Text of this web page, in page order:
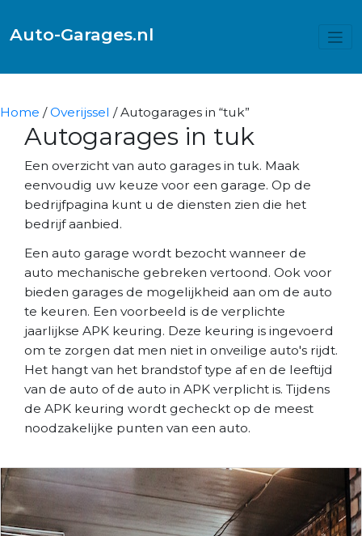
Auto-Garages.nl
Home /Overijssel / Autogarages in “tuk”
Autogarages in tuk
Een overzicht van auto garages in tuk. Maak
eenvoudig uw keuze voor een garage. Op de
bedrijfpagina kunt u de diensten zien die het
bedrijf aanbied.
Een auto garage wordt bezocht wanneer de
auto mechanische gebreken vertoond. Ook voor
bieden garages de mogelijkheid aan om de auto
te keuren. Een voorbeeld is de verplichte
jaarlijkse APK keuring. Deze keuring is ingevoerd
om te zorgen dat men niet in onveilige auto's rijdt.
Het hangt van het brandstof type af en de leeftijd
van de auto of de auto in APK verplicht is. Tijdens
de APK keuring wordt gecheckt op de meest
noodzakelijke punten van een auto.